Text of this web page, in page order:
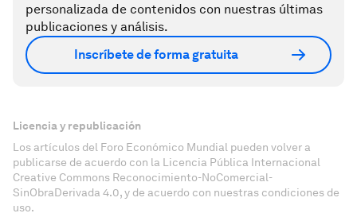
personalizada de contenidos con nuestras últimas
publicaciones y análisis.
Inscríbete de forma gratuita
Licencia y republicación
Los artículos del Foro Económico Mundial pueden volver a
publicarse de acuerdo con la Licencia Pública Internacional
Creative Commons Reconocimiento-NoComercial-
SinObraDerivada 4.0, y de acuerdo con nuestras condiciones de
uso.